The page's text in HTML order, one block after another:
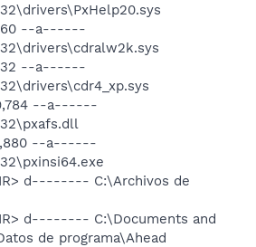
--a------
--a------
--a------
--a------
d-------- C:\Archivos de
d-------- C:\Documents and
de programa\Ahead